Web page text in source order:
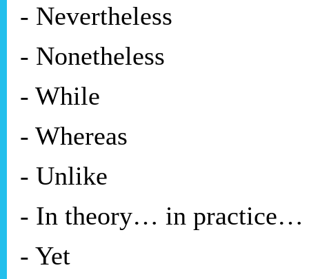
- Nevertheless
- Nonetheless
- While
- Whereas
- Unlike
- In theory… in practice…
- Yet